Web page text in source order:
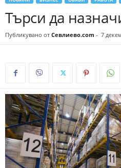
Търси да
Публикувано от Севлиево.com - 7